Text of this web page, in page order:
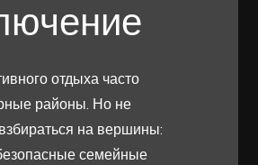
отдыха часто
районы. Но не
на вершины:
семейные